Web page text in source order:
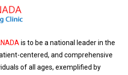
is to be a national leader in the
centered, and comprehensive
of all ages, exemplified by